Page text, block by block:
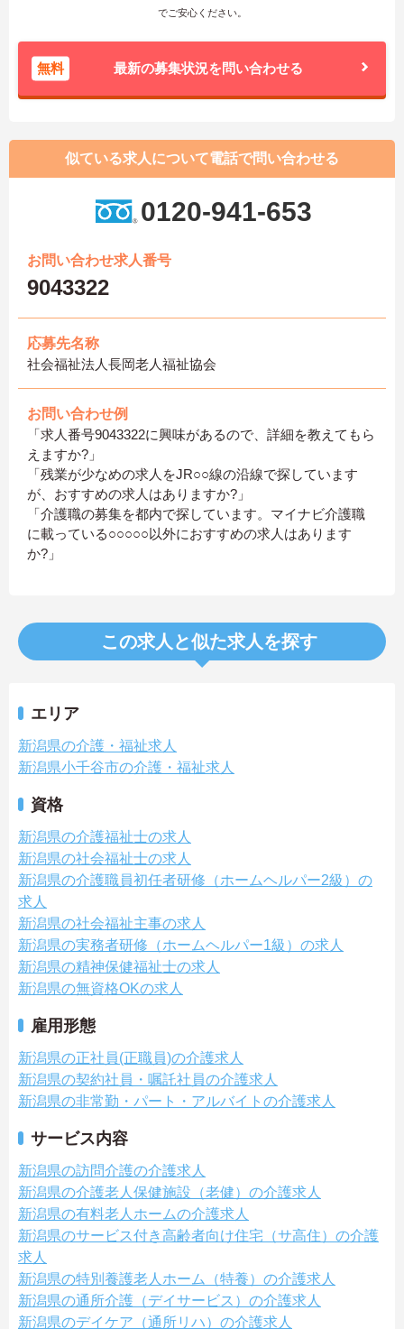
でご安心ください。
無料 最新の募集状況を問い合わせる
似ている求人について電話で問い合わせる
0120-941-653
お問い合わせ求人番号
9043322
応募先名称
社会福祉法人長岡老人福祉協会
お問い合わせ例
「求人番号9043322に興味があるので、詳細を教えてもら
えますか?」
「残業が少なめの求人をJR○○線の沿線で探しています
が、おすすめの求人はありますか?」
「介護職の募集を都内で探しています。マイナビ介護職
に載っている○○○○○以外におすすめの求人はあります
か?」
この求人と似た求人を探す
エリア
新潟県の介護・福祉求人
新潟県小千谷市の介護・福祉求人
資格
新潟県の介護福祉士の求人
新潟県の社会福祉士の求人
新潟県の介護職員初任者研修（ホームヘルパー2級）の
求人
新潟県の社会福祉主事の求人
新潟県の実務者研修（ホームヘルパー1級）の求人
新潟県の精神保健福祉士の求人
新潟県の無資格OKの求人
雇用形態
新潟県の正社員(正職員)の介護求人
新潟県の契約社員・嘱託社員の介護求人
新潟県の非常勤・パート・アルバイトの介護求人
サービス内容
新潟県の訪問介護の介護求人
新潟県の介護老人保健施設（老健）の介護求人
新潟県の有料老人ホームの介護求人
新潟県のサービス付き高齢者向け住宅（サ高住）の介護
求人
新潟県の特別養護老人ホーム（特養）の介護求人
新潟県の通所介護（デイサービス）の介護求人
新潟県のデイケア（通所リハ）の介護求人